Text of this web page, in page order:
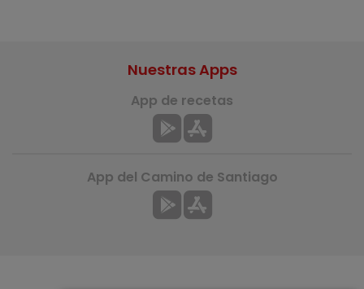
Nuestras Apps
App de recetas
App del Camino de Santiago